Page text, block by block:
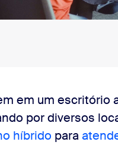
em um escritório
por diversos
híbrido para